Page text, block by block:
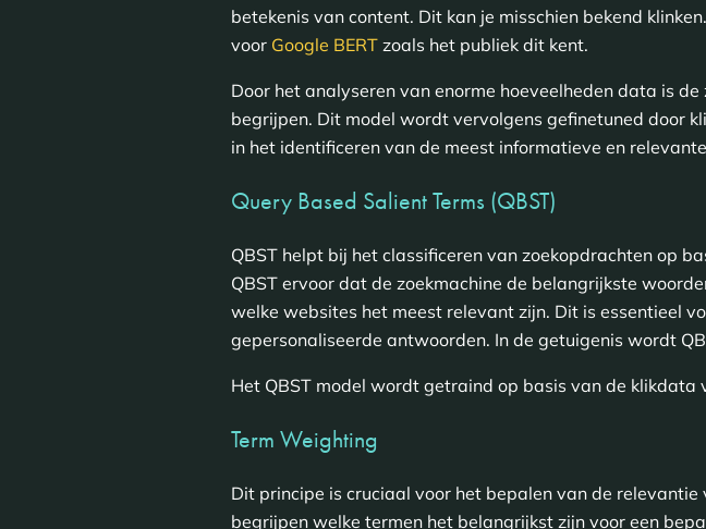
betekenis van content. Dit kan je misschien bekend
voor Google BERTzoals het publiek dit kent.
Door het analyseren van enorme hoeveelheden data is
begrijpen. Dit model wordt vervolgens gefinetuned door
in het identificeren van de meest informatieve en
Query Based Salient Terms (QBST)
QBST helpt bij het classificeren van zoekopdrachten op
QBST ervoor dat de zoekmachine de belangrijkste
welke websites het meest relevant zijn. Dit is essentieel
gepersonaliseerde antwoorden. In de getuigenis wordt
Het QBST model wordt getraind op basis van de klikdata
Term Weighting
Dit principe is cruciaal voor het bepalen van de
begrijpen welke termen het belangrijkst zijn voor een